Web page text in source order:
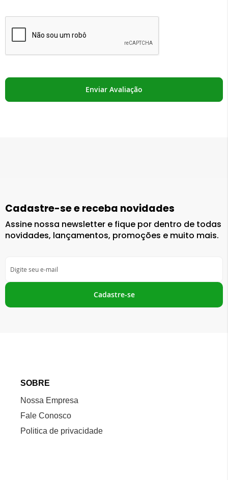
Enviar Avaliação
Cadastre-se e receba novidades
Assine nossa newsletter e fique por dentro de todas
novidades, lançamentos, promoções e muito mais.
se
na
Newsletter:
Cadastre-se
SOBRE
Nossa Empresa
Fale Conosco
Politica de privacidade